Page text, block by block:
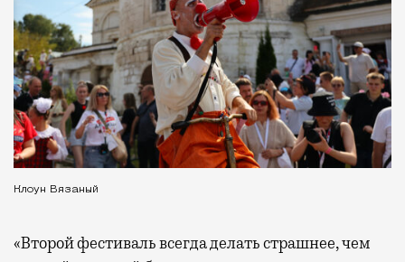
Клоун Вязаный
«Второй фестиваль всегда делать страшнее, чем